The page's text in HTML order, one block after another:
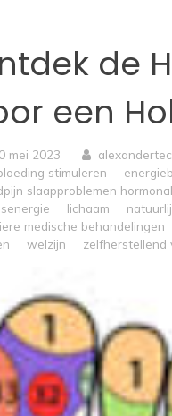
de
een
mei 2023
stimuleren
slaapproblemen
lichaam
medische behandelingen
welzijn zelfherstellend